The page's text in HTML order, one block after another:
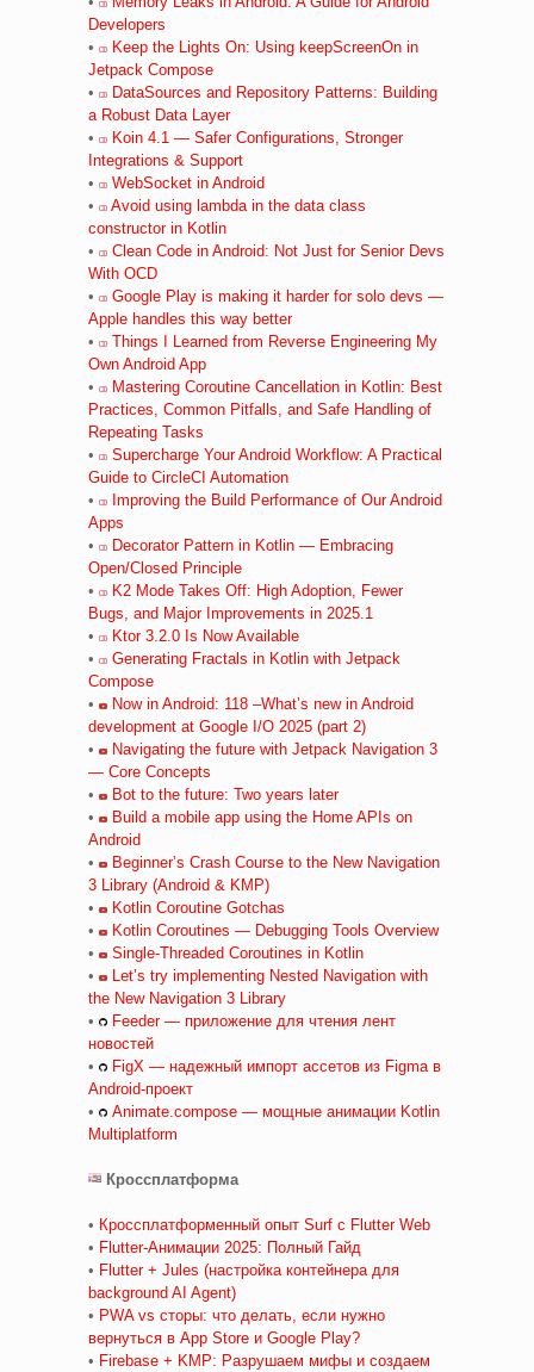
Developers
•
Keep the Lights On: Using keepScreenOn in
Jetpack Compose
•
DataSources and Repository Patterns: Building
a Robust Data Layer
•
Koin 4.1 — Safer Configurations, Stronger
Integrations & Support
•
WebSocket in Android
•
Avoid using lambda in the data class
constructor in Kotlin
•
Clean Code in Android: Not Just for Senior Devs
With OCD
•
Google Play is making it harder for solo devs —
Apple handles this way better
•
Things I Learned from Reverse Engineering My
Own Android App
•
Mastering Coroutine Cancellation in Kotlin: Best
Practices, Common Pitfalls, and Safe Handling of
Repeating Tasks
•
Supercharge Your Android Workflow: A Practical
Guide to CircleCI Automation
•
Improving the Build Performance of Our Android
Apps
•
Decorator Pattern in Kotlin — Embracing
Open/Closed Principle
•
K2 Mode Takes Off: High Adoption, Fewer
Bugs, and Major Improvements in 2025.1
•
Ktor 3.2.0 Is Now Available
•
Generating Fractals in Kotlin with Jetpack
Compose
•
Now in Android: 118 –What’s new in Android
development at Google I/O 2025 (part 2)
•
Navigating the future with Jetpack Navigation 3
— Core Concepts
•
Bot to the future: Two years later
•
Build a mobile app using the Home APIs on
Android
•
Beginner’s Crash Course to the New Navigation
3 Library (Android & KMP)
•
Kotlin Coroutine Gotchas
•
Kotlin Coroutines — Debugging Tools Overview
•
Single-Threaded Coroutines in Kotlin
•
Let’s try implementing Nested Navigation with
the New Navigation 3 Library
•
Feeder — приложение для чтения лент
новостей
•
FigX — надежный импорт ассетов из Figma в
Android-проект
•
Animate.compose — мощные анимации Kotlin
Multiplatform
Кроссплатформа
• Кроссплатформенный опыт Surf с Flutter Web
• Flutter-Анимации 2025: Полный Гайд
• Flutter + Jules (настройка контейнера для
background AI Agent)
• PWA vs сторы: что делать, если нужно
вернуться в App Store и Google Play?
• Firebase + KMP: Разрушаем мифы и создаем